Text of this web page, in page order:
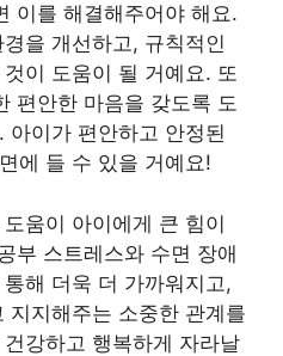
이를 해결해주어야 해요.
을 개선하고, 규칙적인
이 도움이 될 거예요. 또
편안한 마음을 갖도록 도
아이가 편안하고 안정된
에 들 수 있을 거예요!
움이 아이에게 큰 힘이
부 스트레스와 수면 장애
해 더욱 더 가까워지고,
지지해주는 소중한 관계를
강하고 행복하게 자라날